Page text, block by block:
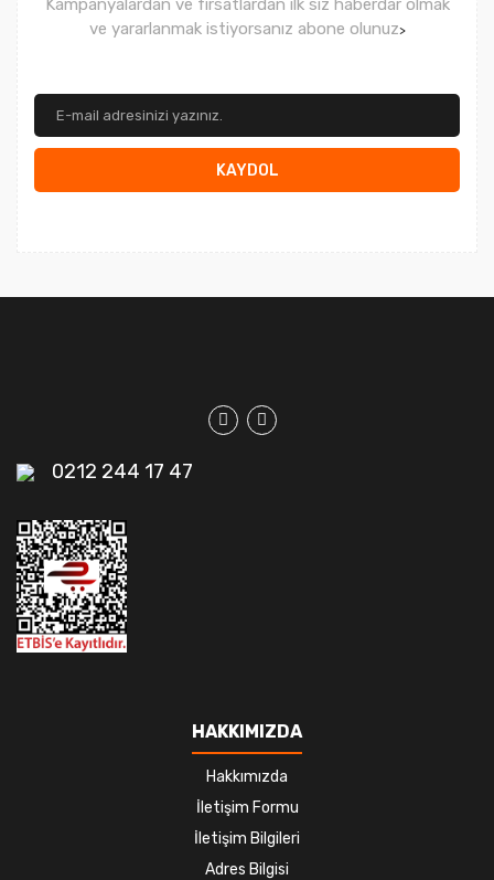
Kampanyalardan ve fırsatlardan ilk siz haberdar olmak
ve yararlanmak istiyorsanız abone olunuz>
KAYDOL
0212 244 17 47
HAKKIMIZDA
Hakkımızda
İletişim Formu
İletişim Bilgileri
Adres Bilgisi